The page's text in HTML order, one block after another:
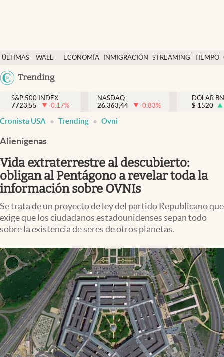
ÚLTIMAS
NOTICIAS
WALL
DÓLAR
ECONOMÍA INMIGRACIÓN STREAMING TIEMPO
México
Trending
Finanzas y economía
Wall Street y dólar
Inmigración
Espiritual
Streaming
PC y mobile
Lifestyle
USA
S&P 500 INDEX
7723,55
-0.17%
NASDAQ
26.363,44
-0.83%
DÓLAR
$ 1520
Cronista USA Trending Ovni
Alienígenas
Vida extraterrestre al descubierto:
obligan al Pentágono a revelar toda la
información sobre OVNIs
Se trata de un proyecto de ley del partido Republicano que
exige que los ciudadanos estadounidenses sepan todo
sobre la existencia de seres de otros planetas.